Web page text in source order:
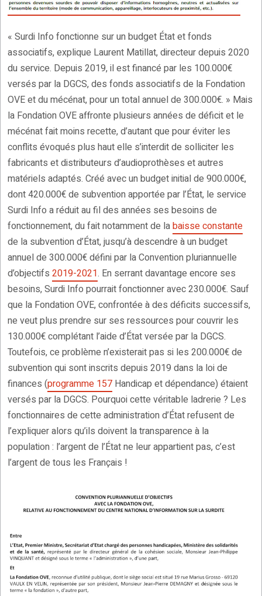
« Surdi Info fonctionne sur un budget État et fonds
associatifs, explique Laurent Matillat, directeur depuis 2020
du service. Depuis 2019, il est financé par les 100.000€
versés par la DGCS, des fonds associatifs de la Fondation
OVE et du mécénat, pour un total annuel de 300.000€. » Mais
la Fondation OVE affronte plusieurs années de déficit et le
mécénat fait moins recette, d’autant que pour éviter les
conflits évoqués plus haut elle s’interdit de solliciter les
fabricants et distributeurs d’audioprothèses et autres
matériels adaptés. Créé avec un budget initial de 900.000€,
dont 420.000€ de subvention apportée par l’État, le service
Surdi Info a réduit au fil des années ses besoins de
fonctionnement, du fait notamment de labaisse constante
de la subvention d’État, jusqu’à descendre à un budget
annuel de 300.000€ défini par la Convention pluriannuelle
d’objectifs 2019-2021. En serrant davantage encore ses
besoins, Surdi Info pourrait fonctionner avec 230.000€. Sauf
que la Fondation OVE, confrontée à des déficits successifs,
ne veut plus prendre sur ses ressources pour couvrir les
130.000€ complétant l’aide d’État versée par la DGCS.
Toutefois, ce problème n’existerait pas si les 200.000€ de
subvention qui sont inscrits depuis 2019 dans la loi de
finances (programme 157 Handicap et dépendance) étaient
versés par la DGCS. Pourquoi cette véritable ladrerie ? Les
fonctionnaires de cette administration d’État refusent de
l’expliquer alors qu’ils doivent la transparence à la
population : l’argent de l’État ne leur appartient pas, c’est
l’argent de tous les Français !